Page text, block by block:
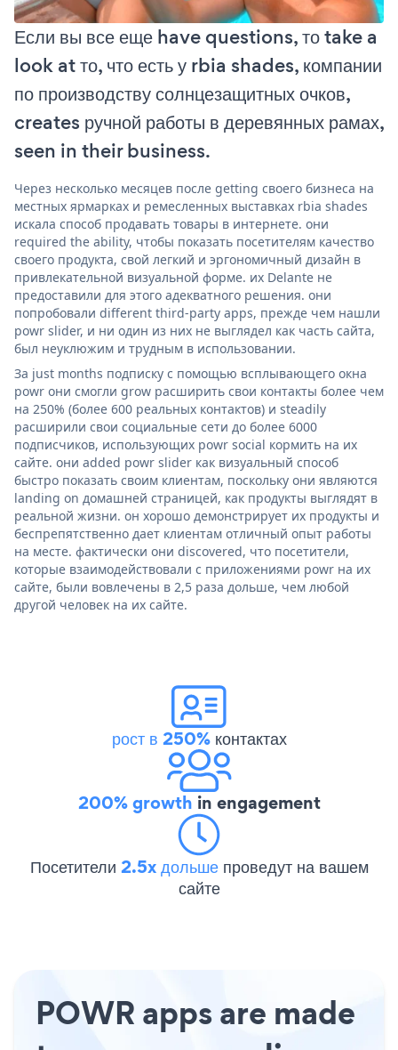
Если вы все еще have questions, то take a
look at то, что есть у rbia shades, компании
по производству солнцезащитных очков,
creates ручной работы в деревянных рамах,
seen in their business.
Через несколько месяцев после getting своего бизнеса на
местных ярмарках и ремесленных выставках rbia shades
искала способ продавать товары в интернете. они
required the ability, чтобы показать посетителям качество
своего продукта, свой легкий и эргономичный дизайн в
привлекательной визуальной форме. их Delante не
предоставили для этого адекватного решения. они
попробовали different third-party apps, прежде чем нашли
powr slider, и ни один из них не выглядел как часть сайта,
был неуклюжим и трудным в использовании.
За just months подписку с помощью всплывающего окна
powr они смогли grow расширить свои контакты более чем
на 250% (более 600 реальных контактов) и steadily
расширили свои социальные сети до более 6000
подписчиков, использующих powr social кормить на их
сайте. они added powr slider как визуальный способ
быстро показать своим клиентам, поскольку они являются
landing on домашней страницей, как продукты выглядят в
реальной жизни. он хорошо демонстрирует их продукты и
беспрепятственно дает клиентам отличный опыт работы
на месте. фактически они discovered, что посетители,
которые взаимодействовали с приложениями powr на их
сайте, были вовлечены в 2,5 раза дольше, чем любой
другой человек на их сайте.
рост в 250%контактах
200% growth in engagement
Посетители 2.5x дольше проведут на вашем
сайте
POWR apps are made